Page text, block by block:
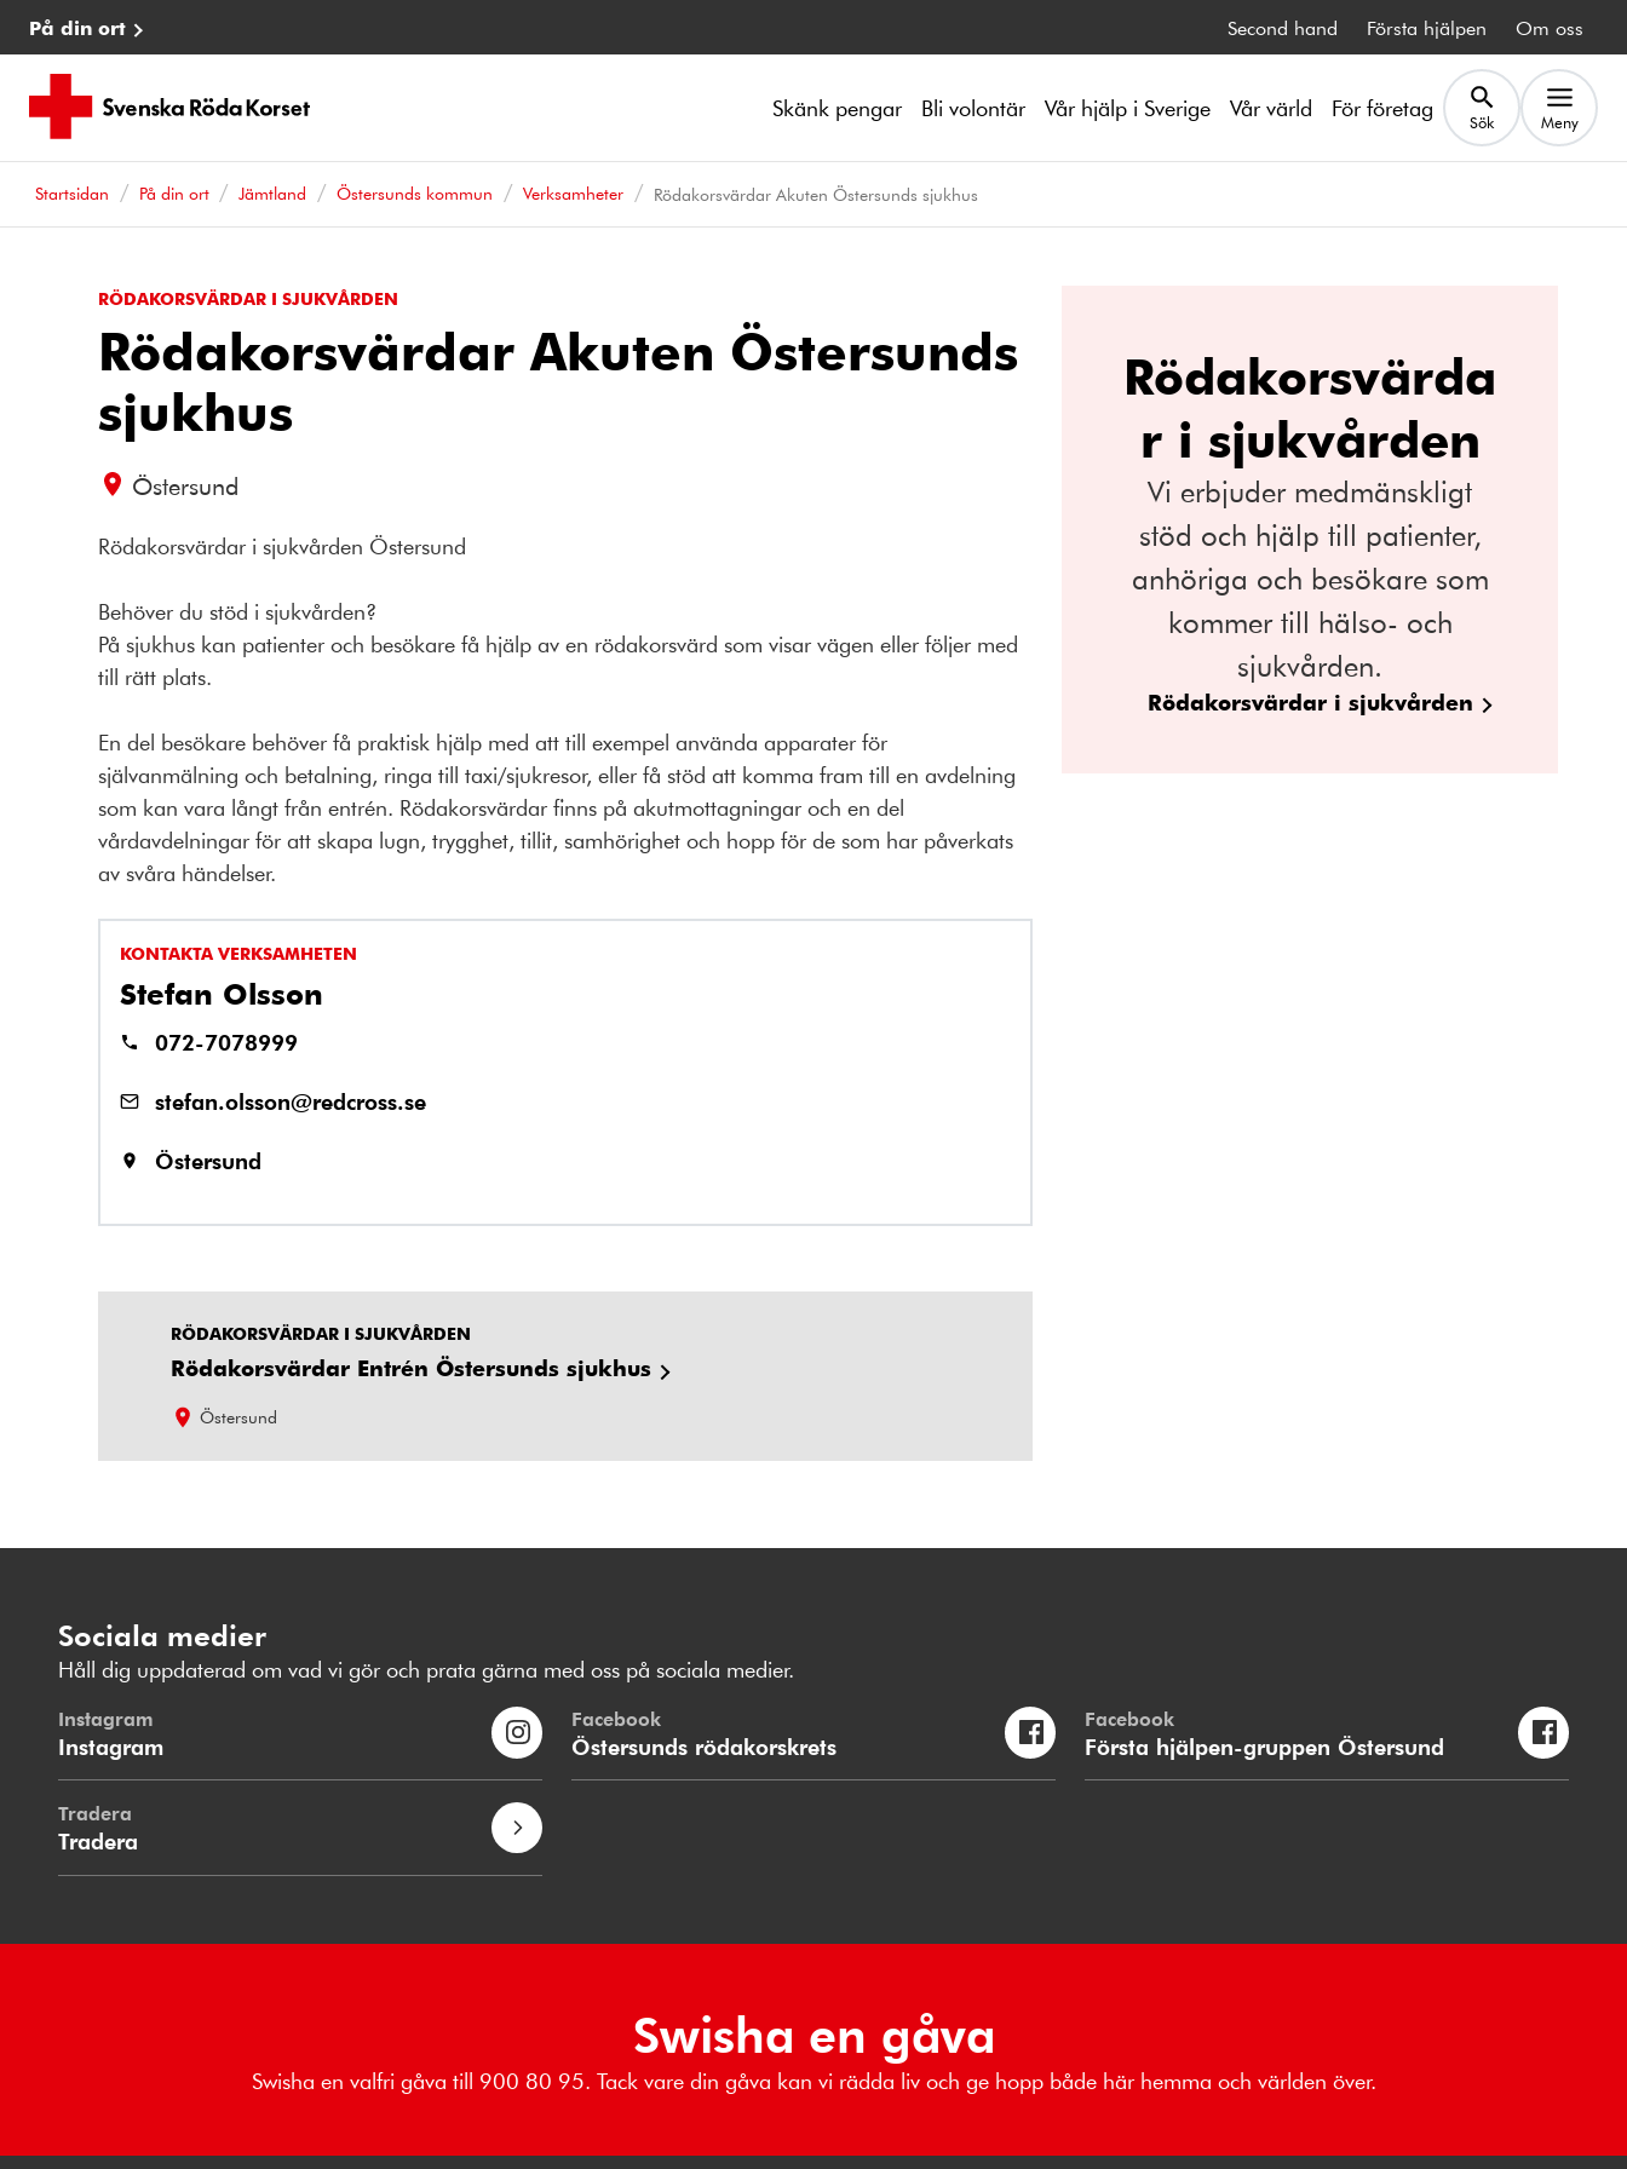
På din ort Second hand Första hjälpen Om oss
Skänk pengar Bli volontär Vår hjälp i Sverige Vår värld För företag Sök Meny
Startsidan På din ort Jämtland Östersunds kommun Verksamheter Rödakorsvärdar Akuten Östersunds sjukhus
RÖDAKORSVÄRDAR I SJUKVÅRDEN
Rödakorsvärdar Akuten Östersunds
sjukhus
Östersund
Rödakorsvärdar i sjukvården Östersund
Behöver du stöd i sjukvården?
På sjukhus kan patienter och besökare få hjälp av en rödakorsvärd som visar vägen eller följer med
till rätt plats.
En del besökare behöver få praktisk hjälp med att till exempel använda apparater för
självanmälning och betalning, ringa till taxi/sjukresor, eller få stöd att komma fram till en avdelning
som kan vara långt från entrén. Rödakorsvärdar finns på akutmottagningar och en del
vårdavdelningar för att skapa lugn, trygghet, tillit, samhörighet och hopp för de som har påverkats
av svåra händelser.
KONTAKTA VERKSAMHETEN
Stefan Olsson
072-7078999
stefan.olsson@redcross.se
Östersund
RÖDAKORSVÄRDAR I SJUKVÅRDEN
Rödakorsvärdar Entrén Östersunds sjukhus
Östersund
Rödakorsvärda
r i sjukvården
Vi erbjuder medmänskligt
stöd och hjälp till patienter,
anhöriga och besökare som
kommer till hälso- och
sjukvården.
Rödakorsvärdar i sjukvården
Sociala medier
Håll dig uppdaterad om vad vi gör och prata gärna med oss på sociala medier.
Instagram
Instagram
Facebook
Östersunds rödakorskrets
Facebook
Första hjälpen-gruppen Östersund
Tradera
Tradera
Swisha en gåva
Swisha en valfri gåva till 900 80 95. Tack vare din gåva kan vi rädda liv och ge hopp både här hemma och världen över.